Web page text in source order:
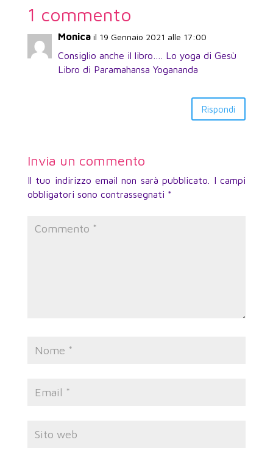
1 commento
Monica il 19 Gennaio 2021 alle 17:00
Consiglio anche il libro…. Lo yoga di Gesù
Libro di Paramahansa Yogananda
Rispondi
Invia un commento
Il tuo indirizzo email non sarà pubblicato.
I campi
obbligatori sono contrassegnati *